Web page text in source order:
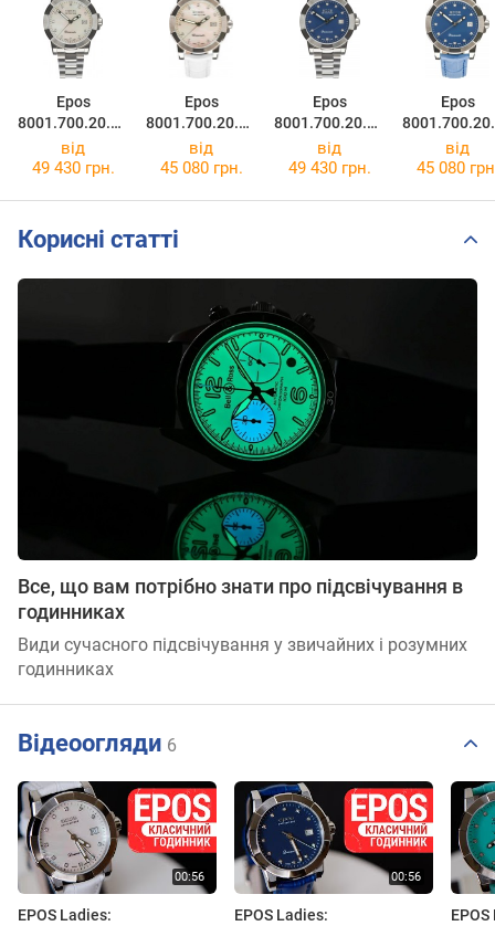
Epos
8001.700.20.80
.30
Epos
8001.700.20.80
.70
Epos
8001.700.20.86
.30
Epos
.76
від
49 430 грн.
від
45 080 грн.
від
49 430 грн.
від
45 080
Корисні статті
Все, що вам потрібно знати про підсвічування в
годинниках
Види сучасного підсвічування у звичайних і розумних
годинниках
Відеоогляди 6
EPOS Ladies:
EPOS Ladies: